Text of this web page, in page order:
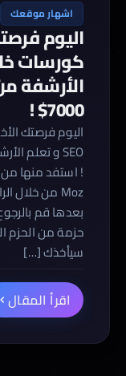
اشهار موقعك
اليوم
7000$ !
اليوم فرصتك
! استفد منها
بعدها قم
حزمة من الحزم
سيأخذك […]
اقرأ المقال